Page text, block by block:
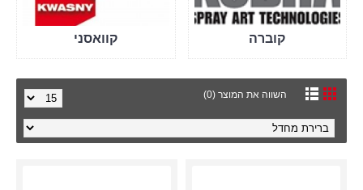
קוברה קוואסני
השווה את המוצר (0)